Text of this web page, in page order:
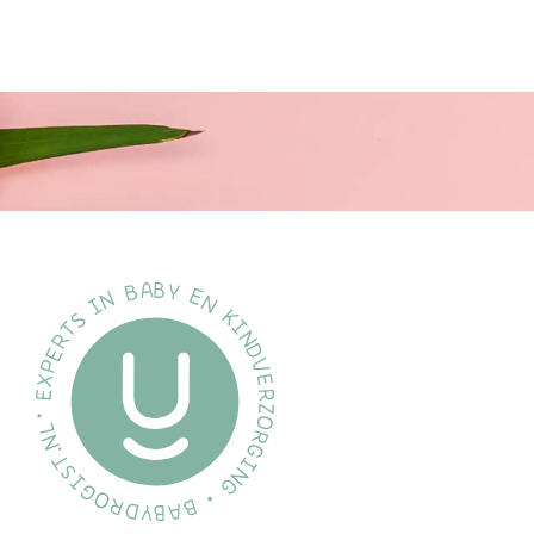
- Opgenomen vermogen: 300 W
- Spanning: 220 tot 240 V, 50*60 Hz